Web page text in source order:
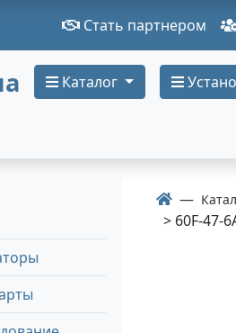
Стать партнером
Каталог
> 60F-47-